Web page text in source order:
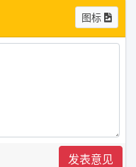
图标
发表意见